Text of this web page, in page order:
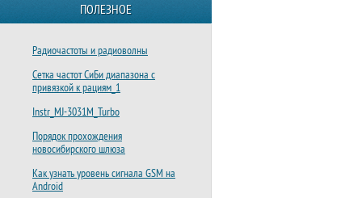
ПОЛЕЗНОЕ
Радиочастоты и радиоволны
Сетка частот СиБи диапазона с
привязкой к рациям_1
Instr_MJ-3031M_Turbo
Порядок прохождения
новосибирского шлюза
Как узнать уровень сигнала GSM на
Android